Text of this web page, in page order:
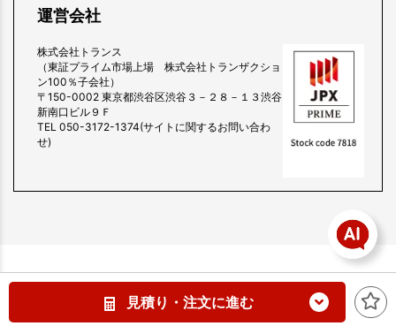
見積り・注文に進む
運営会社
株式会社トランス
（東証プライム市場上場 株式会社トランザクショ
ン100％子会社）
〒150-0002 東京都渋谷区渋谷３－２８－１３渋谷
新南口ビル９Ｆ
TEL 050-3172-1374(サイトに関するお問い合わ
せ)